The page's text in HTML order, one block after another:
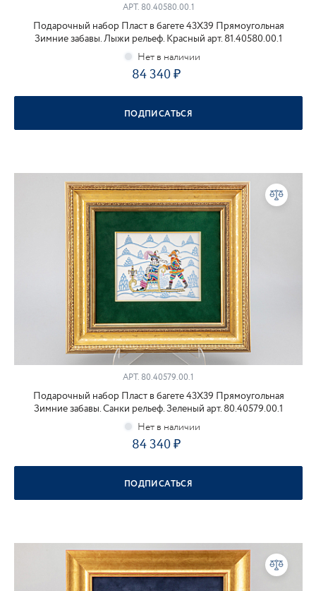
АРТ.80.40580.00.1
Подарочный набор Пласт в багете 43Х39 Прямоугольная
Зимние забавы. Лыжи рельеф. Красный арт. 81.40580.00.1
84 340
ПОДПИСАТЬСЯ
АРТ. 80.40579.00.1
Подарочный набор Пласт в багете 43Х39 Прямоугольная
Зимние забавы. Санки рельеф. Зеленый арт. 80.40579.00.1
84 340
ПОДПИСАТЬСЯ